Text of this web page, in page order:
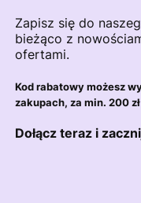
Zapisz się do
bieżąco z
ofertami.
Kod rabatowy możesz
zakupach, za min. 200
Dołącz teraz i